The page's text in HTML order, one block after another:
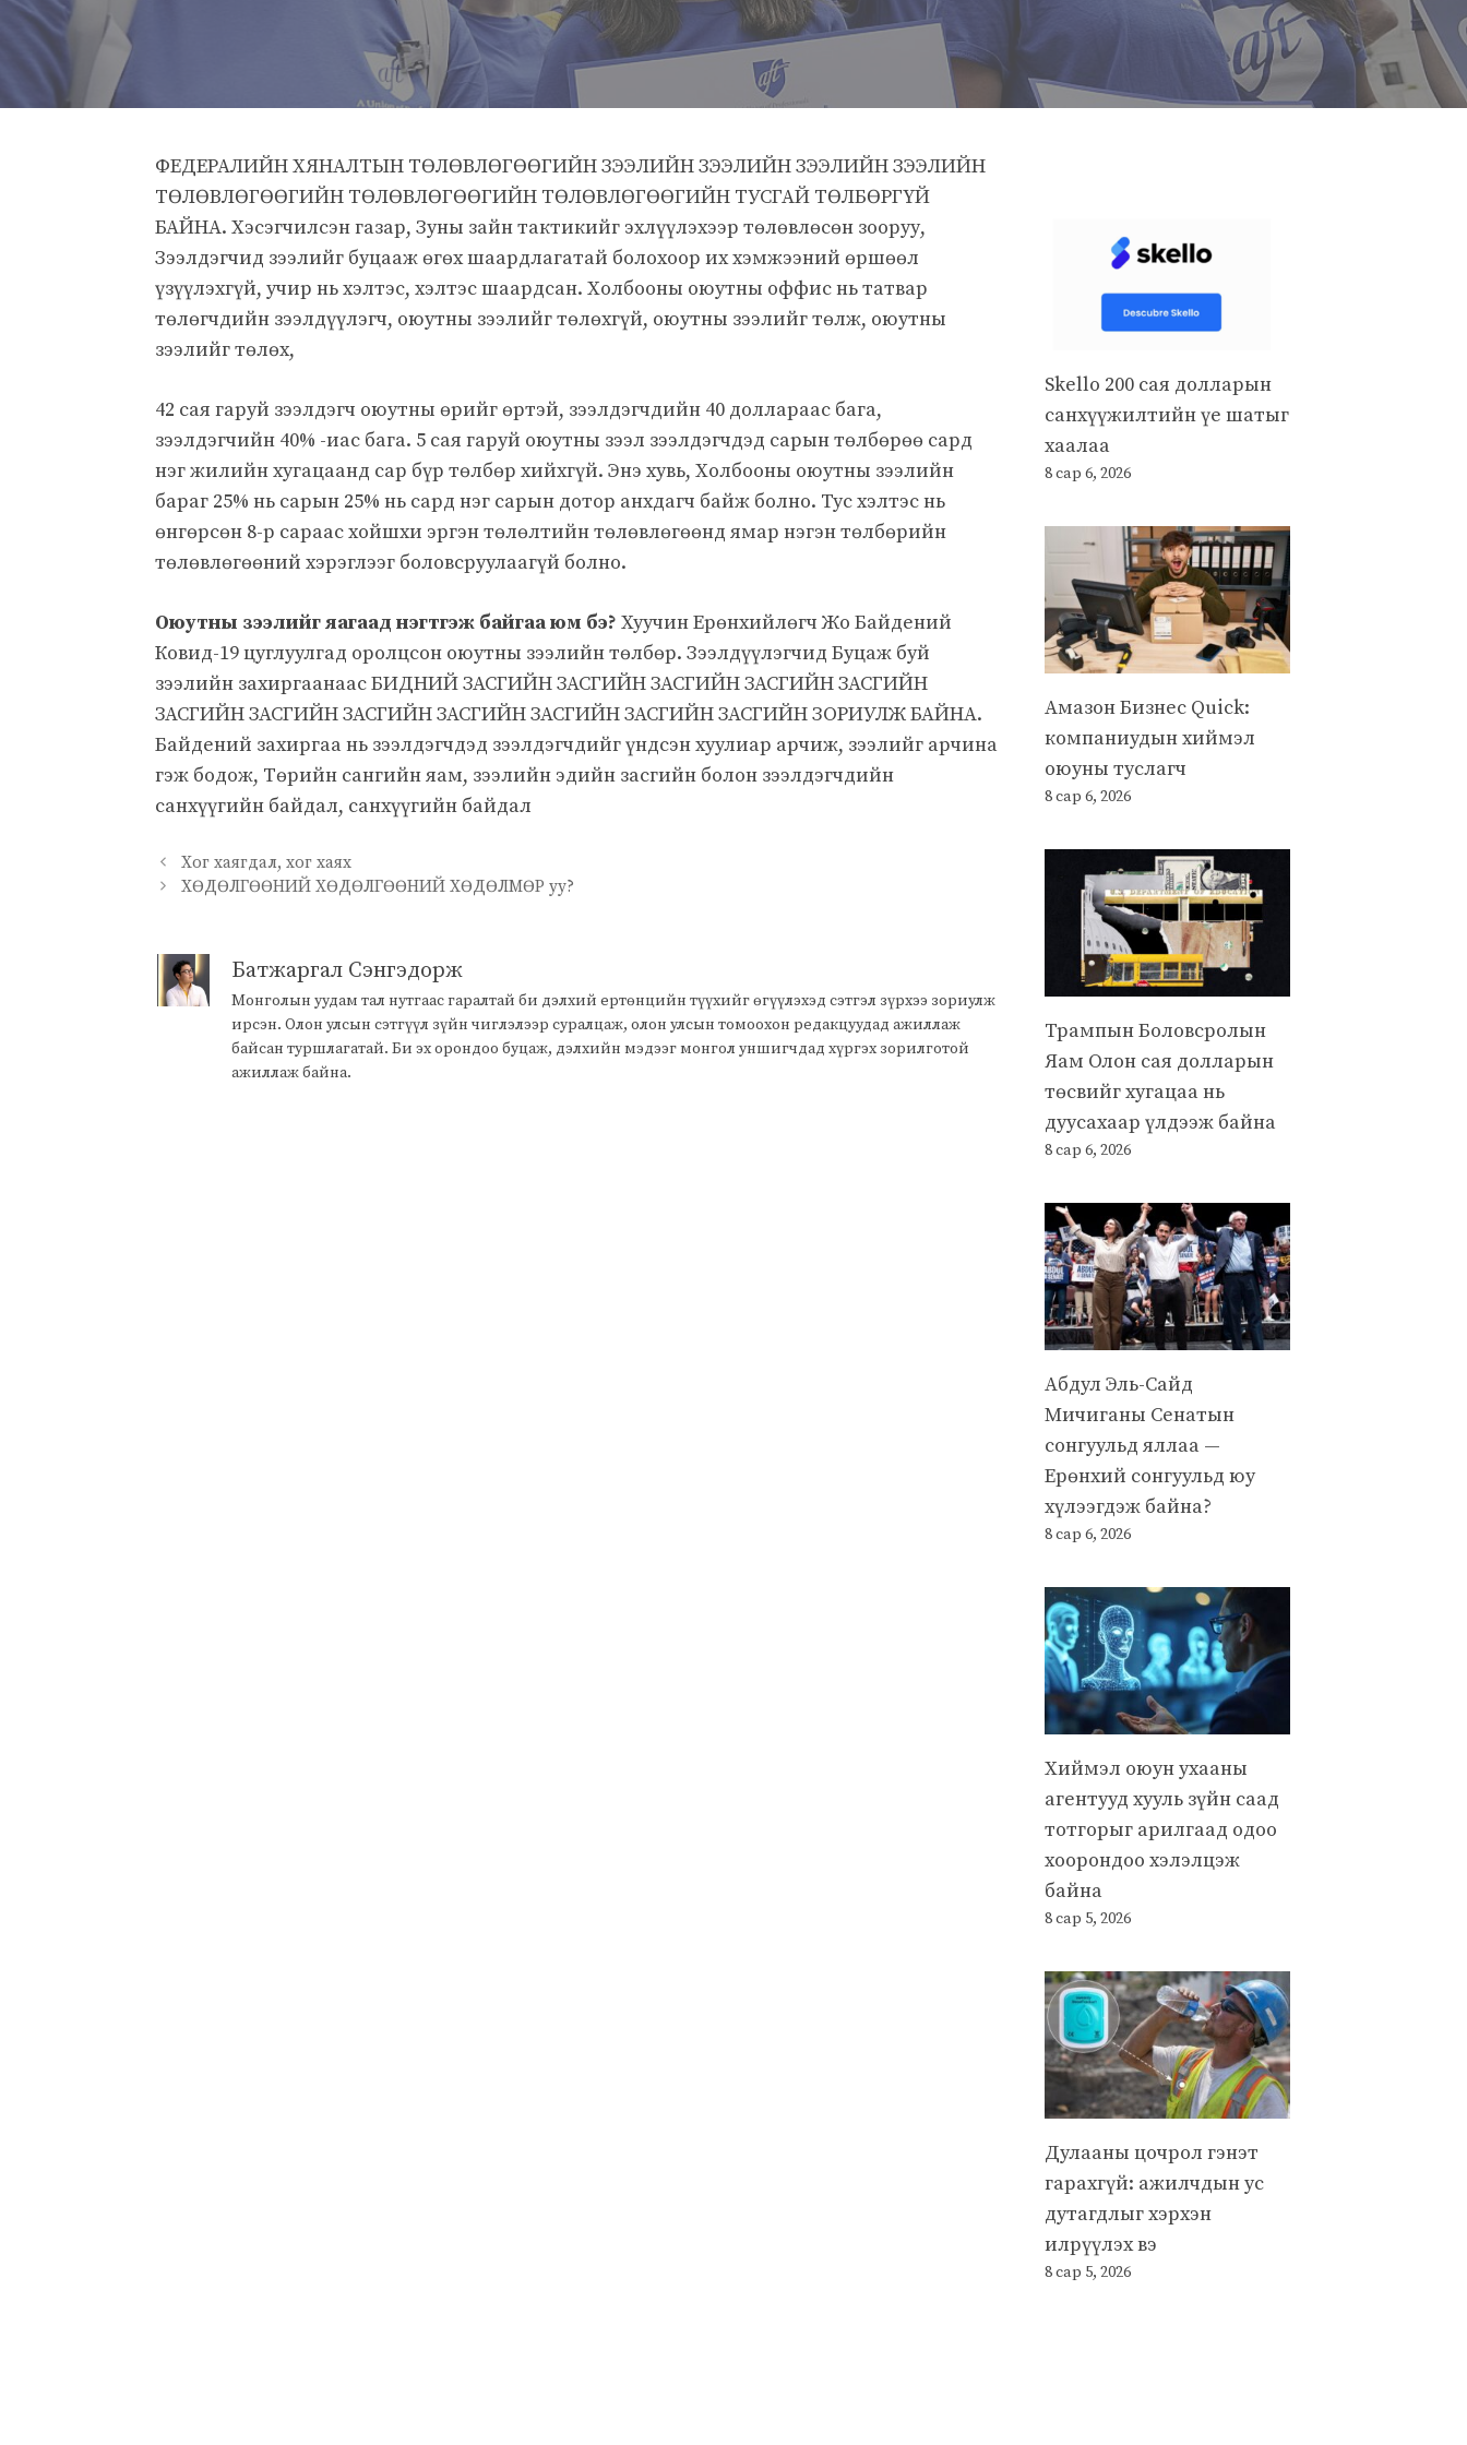
ФЕДЕРАЛИЙН ХЯНАЛТЫН ТӨЛӨВЛӨГӨӨГИЙН ЗЭЭЛИЙН ЗЭЭЛИЙН ЗЭЭЛИЙН ЗЭЭЛИЙН
ТӨЛӨВЛӨГӨӨГИЙН ТӨЛӨВЛӨГӨӨГИЙН ТӨЛӨВЛӨГӨӨГИЙН ТУСГАЙ ТӨЛБӨРГҮЙ
БАЙНА. Хэсэгчилсэн газар, Зуны зайн тактикийг эхлүүлэхээр төлөвлөсөн зооруу,
Зээлдэгчид зээлийг буцааж өгөх шаардлагатай болохоор их хэмжээний өршөөл
үзүүлэхгүй, учир нь хэлтэс, хэлтэс шаардсан. Холбооны оюутны оффис нь татвар
төлөгчдийн зээлдүүлэгч, оюутны зээлийг төлөхгүй, оюутны зээлийг төлж, оюутны
зээлийг төлөх,
42 сая гаруй зээлдэгч оюутны өрийг өртэй, зээлдэгчдийн 40 доллараас бага,
зээлдэгчийн 40% -иас бага. 5 сая гаруй оюутны зээл зээлдэгчдэд сарын төлбөрөө сард
нэг жилийн хугацаанд сар бүр төлбөр хийхгүй. Энэ хувь, Холбооны оюутны зээлийн
бараг 25% нь сарын 25% нь сард нэг сарын дотор анхдагч байж болно. Тус хэлтэс нь
өнгөрсөн 8-р сараас хойшхи эргэн төлөлтийн төлөвлөгөөнд ямар нэгэн төлбөрийн
төлөвлөгөөний хэрэглээг боловсруулаагүй болно.
Оюутны зээлийг яагаад нэгтгэж байгаа юм бэ? Хуучин Ерөнхийлөгч Жо Байдений
Ковид-19 цуглуулгад оролцсон оюутны зээлийн төлбөр. Зээлдүүлэгчид Буцаж буй
зээлийн захиргаанаас БИДНИЙ ЗАСГИЙН ЗАСГИЙН ЗАСГИЙН ЗАСГИЙН ЗАСГИЙН
ЗАСГИЙН ЗАСГИЙН ЗАСГИЙН ЗАСГИЙН ЗАСГИЙН ЗАСГИЙН ЗАСГИЙН ЗОРИУЛЖ БАЙНА.
Байдений захиргаа нь зээлдэгчдэд зээлдэгчдийг үндсэн хуулиар арчиж, зээлийг арчина
гэж бодож, Төрийн сангийн яам, зээлийн эдийн засгийн болон зээлдэгчдийн
санхүүгийн байдал, санхүүгийн байдал
Хог хаягдал, хог хаях
ХӨДӨЛГӨӨНИЙ ХӨДӨЛГӨӨНИЙ ХӨДӨЛМӨР уу?
Батжаргал Сэнгэдорж
Монголын уудам тал нутгаас гаралтай би дэлхий ертөнцийн түүхийг өгүүлэхэд сэтгэл зүрхээ зориулж
ирсэн. Олон улсын сэтгүүл зүйн чиглэлээр суралцаж, олон улсын томоохон редакцуудад ажиллаж
байсан туршлагатай. Би эх орондоо буцаж, дэлхийн мэдээг монгол уншигчдад хүргэх зорилготой
ажиллаж байна.
Skello 200 сая долларын
санхүүжилтийн үе шатыг
хаалаа
8 сар 6, 2026
Амазон Бизнес Quick:
компаниудын хиймэл
оюуны туслагч
8 сар 6, 2026
Трампын Боловсролын
Яам Олон сая долларын
төсвийг хугацаа нь
дуусахаар үлдээж байна
8 сар 6, 2026
Абдул Эль-Сайд
Мичиганы Сенатын
сонгуульд яллаа —
Ерөнхий сонгуульд юу
хүлээгдэж байна?
8 сар 6, 2026
Хиймэл оюун ухааны
агентууд хууль зүйн саад
тотгорыг арилгаад одоо
хоорондоо хэлэлцэж
байна
8 сар 5, 2026
Дулааны цочрол гэнэт
гарахгүй: ажилчдын ус
дутагдлыг хэрхэн
илрүүлэх вэ
8 сар 5, 2026